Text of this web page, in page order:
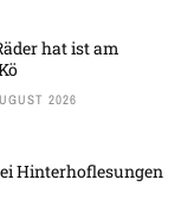
hat ist am
2026
Hinterhoflesungen